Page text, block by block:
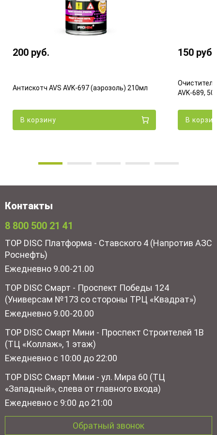
200 руб.
Антискотч AVS AVK-697 (аэрозоль) 210мл
В корзину
150 руб.
AVK-689,
В
Контакты
8 800 500 21 41
TOP DISC Платформа - Ставского 4 (Напротив АЗС
Роснефть)
Ежедневно 9.00-21.00
TOP DISC Смарт - Проспект Победы 124
(Универсам №173 со стороны ТРЦ «Квадрат»)
Ежедневно 9.00-20.00
TOP DISC Смарт Мини - Проспект Строителей 1В
(ТЦ «Коллаж», 1 этаж)
Ежедневно с 10:00 до 22:00
TOP DISC Смарт Мини - ул. Мира 60 (ТЦ
«Западный», слева от главного входа)
Ежедневно с 9:00 до 21:00
Обратный звонок